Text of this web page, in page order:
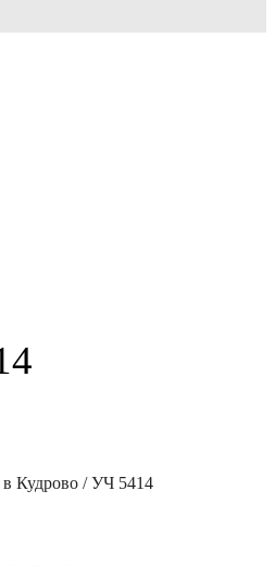
Кудрово / УЧ 5414